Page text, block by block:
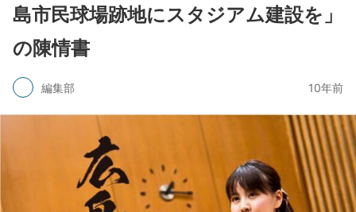
島市民球場跡地にスタジアム建設を」
の陳情書
編集部 10年前